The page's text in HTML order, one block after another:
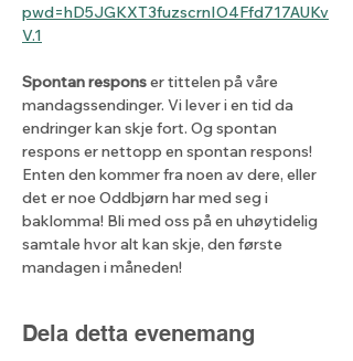
pwd=hD5JGKXT3fuzscrnIO4Ffd717AUKv
V.1
Spontan respons er tittelen på våre
mandagssendinger. Vi lever i en tid da
endringer kan skje fort. Og spontan
respons er nettopp en spontan respons!
Enten den kommer fra noen av dere, eller
det er noe Oddbjørn har med seg i
baklomma! Bli med oss på en uhøytidelig
samtale hvor alt kan skje, den første
mandagen i måneden!
Dela detta evenemang